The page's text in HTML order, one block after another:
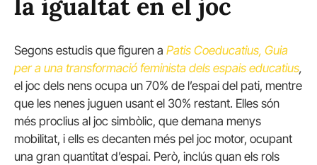
Segons estudis que figuren a Patis Coeducatius, Guia
per a una transformació feminista dels espais educatius,
el joc dels nens ocupa un 70% de l’espai del pati, mentre
que les nenes juguen usant el 30% restant. Elles són
més proclius al joc simbòlic, que demana menys
mobilitat, i ells es decanten més pel joc motor, ocupant
una gran quantitat d’espai. Però, inclús quan els rols